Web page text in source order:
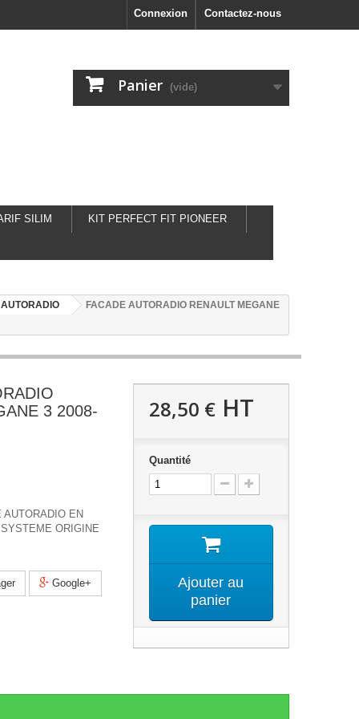
Contactez-nous
Connexion
Panier (vide)
SILIM KIT PERFECT FIT PIONEER
FACADE AUTORADIO RENAULT MEGANE
3 2008-
AUTORADIO EN
ORIGINE
Google+
28,50 €HT
Quantité
Ajouter au
panier